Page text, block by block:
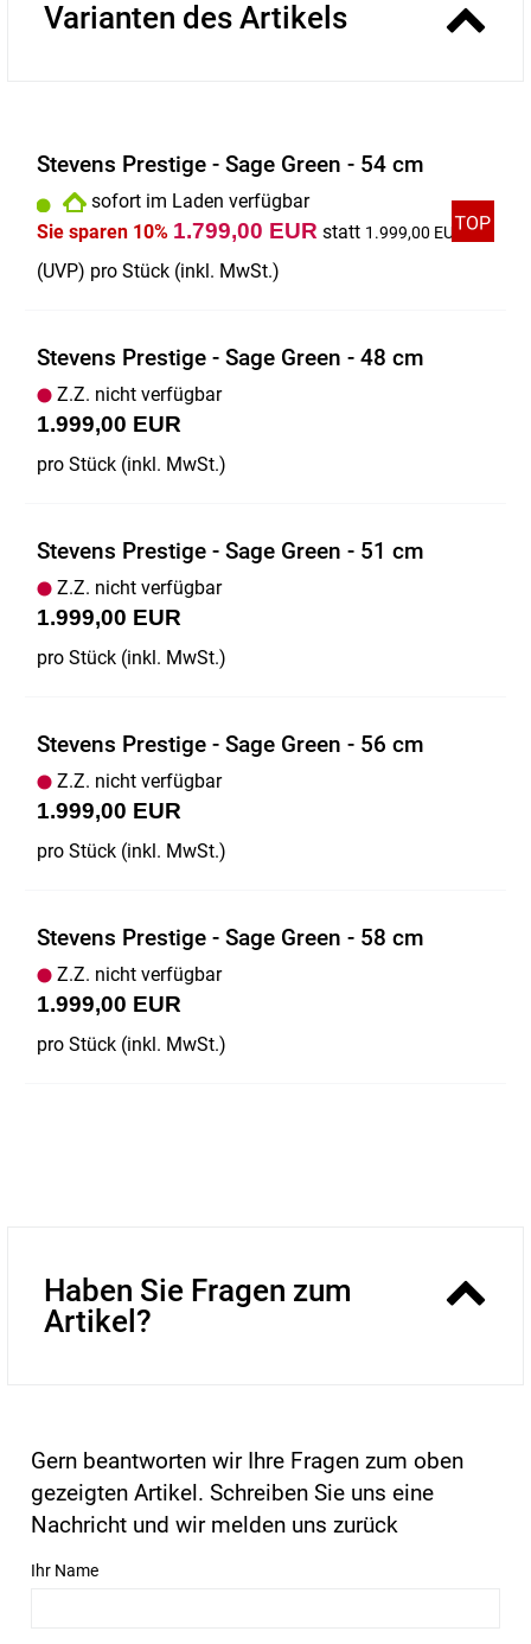
Varianten des Artikels
Stevens Prestige - Sage Green - 54 cm
sofort im Laden verfügbar
Sie sparen 10% 1.799,00 EUR statt 1.999,00 EUR
(UVP) pro Stück (inkl. MwSt.)
Stevens Prestige - Sage Green - 48 cm
Z.Z. nicht verfügbar
1.999,00 EUR
pro Stück (inkl. MwSt.)
Stevens Prestige - Sage Green - 51 cm
Z.Z. nicht verfügbar
1.999,00 EUR
pro Stück (inkl. MwSt.)
Stevens Prestige - Sage Green - 56 cm
Z.Z. nicht verfügbar
1.999,00 EUR
pro Stück (inkl. MwSt.)
Stevens Prestige - Sage Green - 58 cm
Z.Z. nicht verfügbar
1.999,00 EUR
pro Stück (inkl. MwSt.)
Haben Sie Fragen zum
Artikel?
Gern beantworten wir Ihre Fragen zum oben
gezeigten Artikel. Schreiben Sie uns eine
Nachricht und wir melden uns zurück
Ihr Name